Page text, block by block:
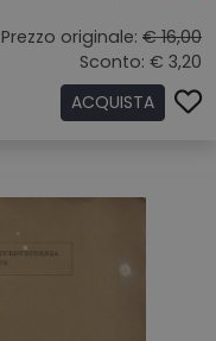
Prezzo originale: € 16,00
Sconto: € 3,20
ACQUISTA